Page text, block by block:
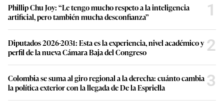
Phillip Chu Joy: “Le tengo mucho respeto a la inteligencia
artificial, pero también mucha desconfianza”
1
Diputados 2026-2031: Esta es la experiencia, nivel académico y
perfil de la nueva Cámara Baja del Congreso
2
Colombia se suma al giro regional a la derecha: cuánto cambia
la política exterior con la llegada de De la Espriella
3